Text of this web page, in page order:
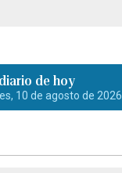
de hoy
10 de agosto de 2026